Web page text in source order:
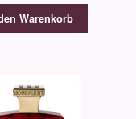
Warenkorb